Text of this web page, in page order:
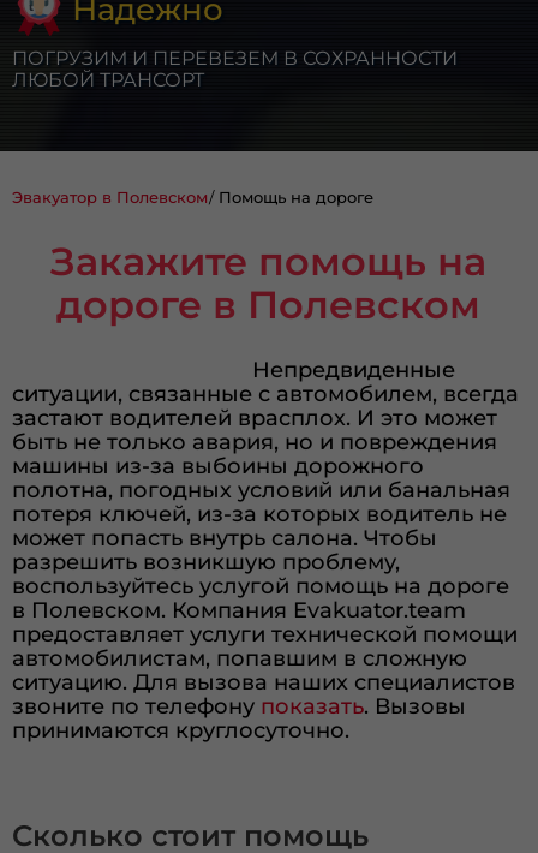
Надежно
ПОГРУЗИМ И ПЕРЕВЕЗЕМ В СОХРАННОСТИ
ЛЮБОЙ ТРАНСОРТ
Эвакуатор в Полевском Помощь на дороге
Закажите помощь на
дороге в Полевском
Непредвиденные
ситуации, связанные с автомобилем, всегда
застают водителей врасплох. И это может
быть не только авария, но и повреждения
машины из-за выбоины дорожного
полотна, погодных условий или банальная
потеря ключей, из-за которых водитель не
может попасть внутрь салона. Чтобы
разрешить возникшую проблему,
воспользуйтесь услугой помощь на дороге
в Полевском. Компания Evakuator.team
предоставляет услуги технической помощи
автомобилистам, попавшим в сложную
ситуацию. Для вызова наших специалистов
звоните по телефону показать. Вызовы
принимаются круглосуточно.
Сколько стоит помощь